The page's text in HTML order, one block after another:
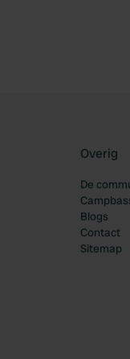
Overig
De
Blogs
Contact
Sitemap